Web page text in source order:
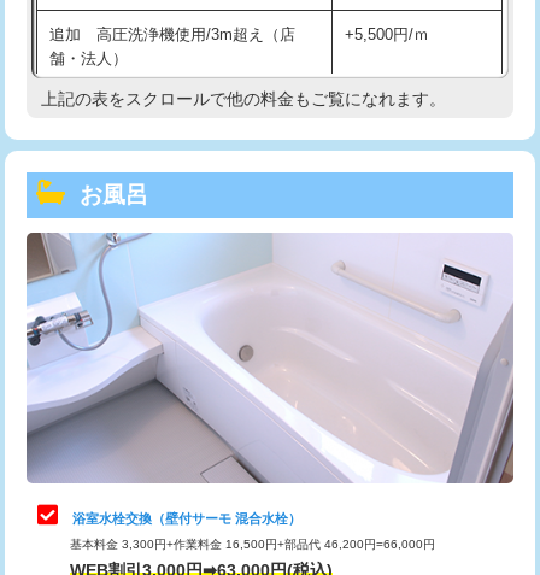
追加 高圧洗浄機使用/3m超え（店
舗・法人）
+5,500円/ｍ
高度高圧洗浄換 現地調査
トーラー機使用/3mまで
追加トーラー機使用/3m超え
カメラ調査 33,000円
桝清掃 8,800円
止水・漏水調査・防水処理・清掃・修
理・調整・分解・加工など（軽作業）
止水・漏水調査・防水処理・清掃・修
理・調整・分解・加工など（中作業）
22,000円
止水・漏水調査・防水処理・清掃・修
33,000円
上記の表をスクロールで他の料金もご覧になれます。
お風呂
浴室水栓交換（壁付サーモ 混合水栓）
基本料金 3,300円+作業料金 16,500円+部品代 46,200円=66,000円
WEB割引3,000円➡63,000円(税込)